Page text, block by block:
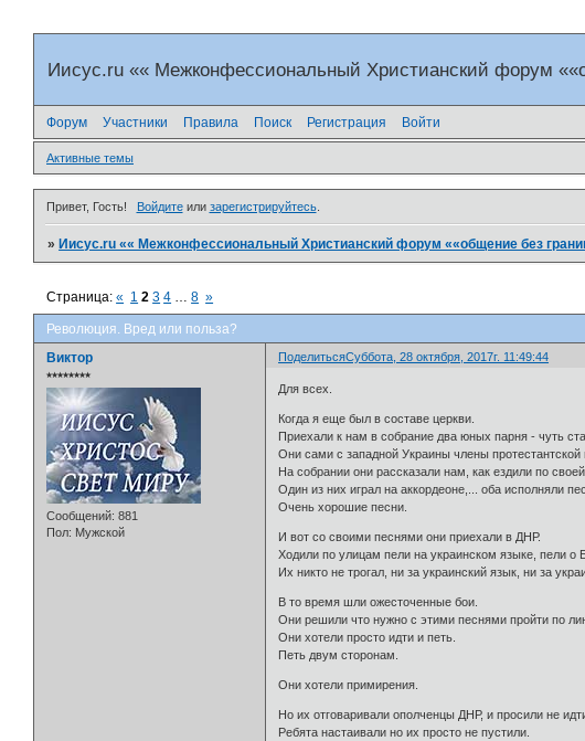
Иисус.ru «« Межконфессиональный Христианский форум
Форум Участники Правила Поиск Регистрация Войти
Активные темы
Привет, Гость! Войдитеили зарегистрируйтесь.
»Иисус.ru «« Межконфессиональный Христианский форум ««общение без
Революция. Вред или польза?
Страница:« 1 2 3 4 … 8 »
ПоделитьсяСуббота, 28 октября, 2017г. 11:49:44
Виктор
⭒⭒⭒⭒⭒⭒⭒⭒
Сообщений: 881
Пол: Мужской
Для всех.
Когда я еще был в составе церкви.
Приехали к нам в собрание два юных парня - чуть
Они сами с западной Украины члены протестантской
На собрании они рассказали нам, как ездили по
Один из них играл на аккордеоне,... оба исполняли
Очень хорошие песни.
И вот со своими песнями они приехали в ДНР.
Ходили по улицам пели на украинском языке, пели о
Их никто не трогал, ни за украинский язык, ни за
В то время шли ожесточенные бои.
Они решили что нужно с этими песнями пройти по
Они хотели просто идти и петь.
Петь двум сторонам.
Они хотели примирения.
Но их отговаривали ополченцы ДНР, и просили не
Ребята настаивали но их просто не пустили.